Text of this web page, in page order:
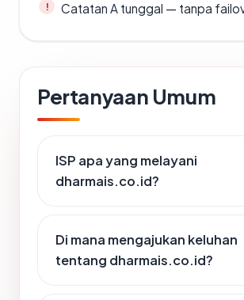
Catatan A tunggal — tanpa
Pertanyaan Umum
ISP apa yang melayani
dharmais.co.id?
Di mana mengajukan keluhan
tentang dharmais.co.id?